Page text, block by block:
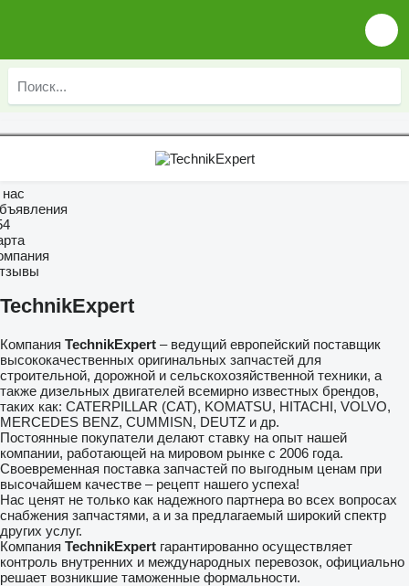
TechnikExpert
Компания TechnikExpert – ведущий европейский поставщик
высококачественных оригинальных запчастей для
строительной, дорожной и сельскохозяйственной техники, а
также дизельных двигателей всемирно известных брендов,
таких как: CATERPILLAR (CAT), KOMATSU, HITACHI, VOLVO,
MERCEDES BENZ, CUMMISN, DEUTZ и др.
Постоянные покупатели делают ставку на опыт нашей
компании, работающей на мировом рынке с 2006 года.
Своевременная поставка запчастей по выгодным ценам при
высочайшем качестве – рецепт нашего успеха!
Нас ценят не только как надежного партнера во всех вопросах
снабжения запчастями, а и за предлагаемый широкий спектр
других услуг.
Компания TechnikExpert гарантированно осуществляет
контроль внутренних и международных перевозок, официально
решает возникшие таможенные формальности.